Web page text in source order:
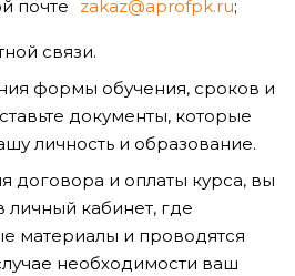
почте zakaz@aprofpk.ru;
связи.
формы обучения, сроков и
документы, которые
личность и образование.
договора и оплаты курса, вы
личный кабинет, где
материалы и проводятся
необходимости ваш